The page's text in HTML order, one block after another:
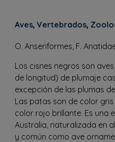
Aves, Vertebrados,
O. Anseriformes, F.
Los cisnes negros son
de longitud) de plumaje
excepción de las plumas
Las patas son de color
color rojo brillante. Es una
Australia, naturalizada en
y común como ave